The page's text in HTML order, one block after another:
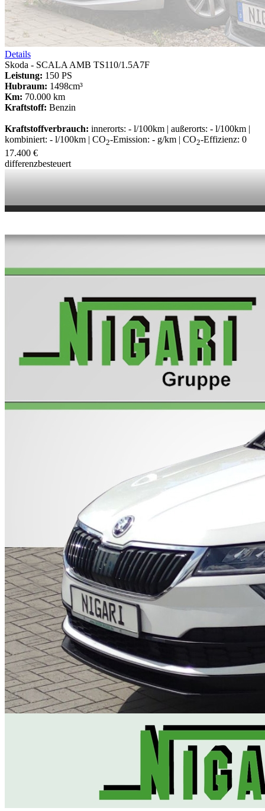
Details
Skoda - SCALA AMB TS110/1.5A7F
Leistung: 150 PS
Hubraum: 1498cm³
Km: 70.000 km
Kraftstoff: Benzin
Kraftstoffverbrauch: innerorts: - l/100km | außerorts: - l/100km |
kombiniert: - l/100km | CO2-Emission: - g/km | CO2-Effizienz: 0
17.400 €
differenzbesteuert